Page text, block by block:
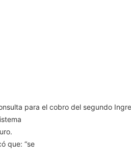
para el cobro del segundo
que: “se